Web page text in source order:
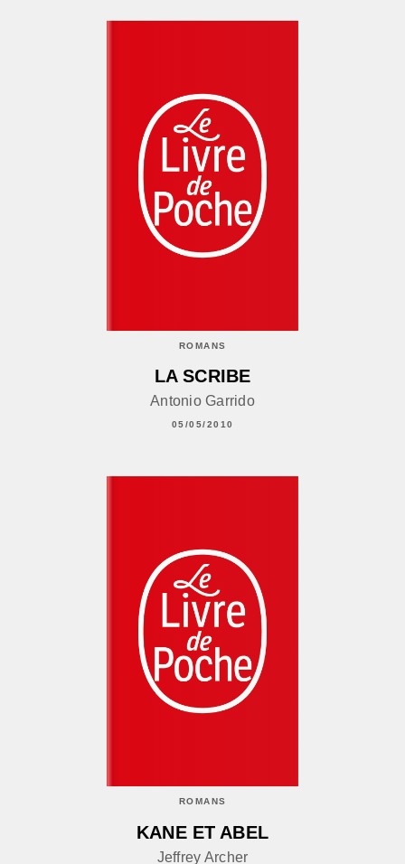
ROMANS
LA SCRIBE
Antonio Garrido
05/05/2010
ROMANS
KANE ET ABEL
Jeffrey Archer